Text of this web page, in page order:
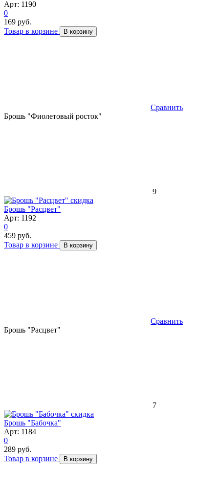
Арт: 1190
0
169 руб.
Товар в корзине
В корзину
Сравнить
Брошь "Фиолетовый росток"
9
скидка
Брошь "Расцвет"
Арт: 1192
0
459 руб.
Товар в корзине
В корзину
Сравнить
Брошь "Расцвет"
7
скидка
Брошь "Бабочка"
Арт: 1184
0
289 руб.
Товар в корзине
В корзину